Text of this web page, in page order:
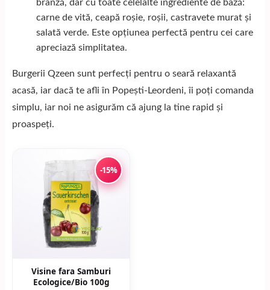
brânză, dar cu toate celelalte ingrediente de bază:
carne de vită, ceapă roșie, roșii, castravete murat și
salată verde. Este opțiunea perfectă pentru cei care
apreciază simplitatea.
Burgerii Qzeen sunt perfecți pentru o seară relaxantă
acasă, iar dacă te afli în Popești-Leordeni, îi poți comanda
simplu, iar noi ne asigurăm că ajung la tine rapid și
proaspeți.
-15%
Visine fara Samburi
Ecologice/Bio 100g